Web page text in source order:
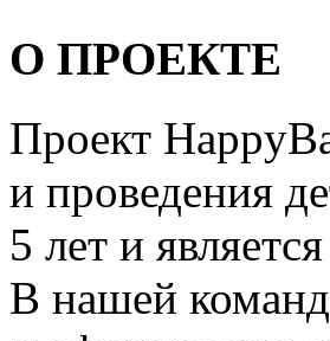
О ПРОЕКТЕ
Проект
и проведения
5 лет и
В нашей